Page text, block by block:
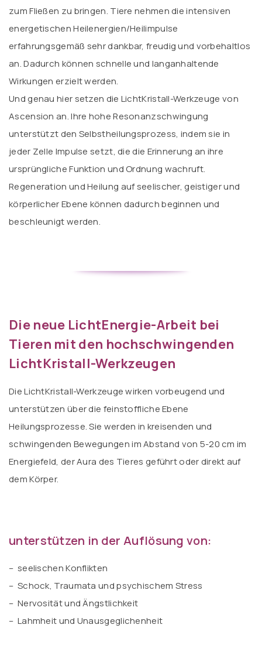
zum Fließen zu bringen. Tiere nehmen die intensiven
energetischen Heilenergien/Heilimpulse
erfahrungsgemäß sehr dankbar, freudig und vorbehaltlos
an. Dadurch können schnelle und langanhaltende
Wirkungen erzielt werden.
Und genau hier setzen die LichtKristall-Werkzeuge von
Ascension an. Ihre hohe Resonanzschwingung
unterstützt den Selbstheilungsprozess, indem sie in
jeder Zelle Impulse setzt, die die Erinnerung an ihre
ursprüngliche Funktion und Ordnung wachruft.
Regeneration und Heilung auf seelischer, geistiger und
körperlicher Ebene können dadurch beginnen und
beschleunigt werden.
Die neue LichtEnergie-Arbeit bei
Tieren mit den hochschwingenden
LichtKristall-Werkzeugen
Die LichtKristall-Werkzeuge wirken vorbeugend und
unterstützen über die feinstoffliche Ebene
Heilungsprozesse. Sie werden in kreisenden und
schwingenden Bewegungen im Abstand von 5-20 cm im
Energiefeld, der Aura des Tieres geführt oder direkt auf
dem Körper.
unterstützen in der Auflösung von:
– seelischen Konflikten
– Schock, Traumata und psychischem Stress
– Nervosität und Ängstlichkeit
– Lahmheit und Unausgeglichenheit